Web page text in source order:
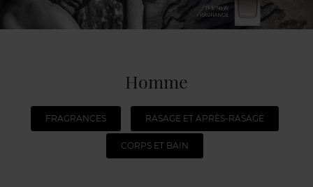
Homme
FRAGRANCES RASAGE ET APRÈS-RASAGE
CORPS ET BAIN